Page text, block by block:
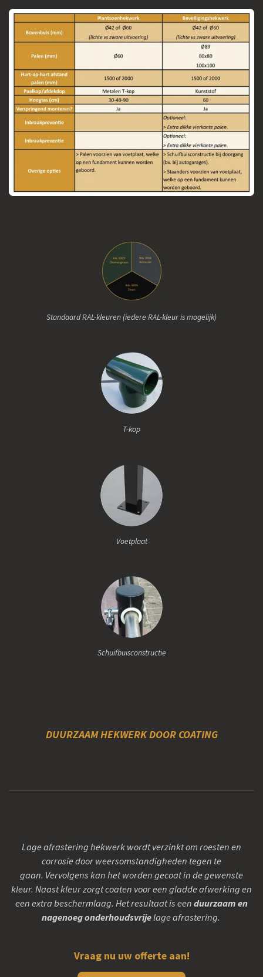
Standaard RAL-kleuren (iedere RAL-kleur is mogelijk)
T-kop
Voetplaat
Schuifbuisconstructie
DUURZAAM HEKWERK DOOR COATING
Lage afrastering hekwerk wordt verzinkt om roesten en
corrosie door weersomstandigheden tegen te
gaan. Vervolgens kan het worden gecoat in de gewenste
kleur. Naast kleur zorgt coaten voor een gladde afwerking en
een extra beschermlaag. Het resultaat is een duurzaam en
nagenoeg onderhoudsvrijelage afrastering.
Vraag nu uw offerte aan!